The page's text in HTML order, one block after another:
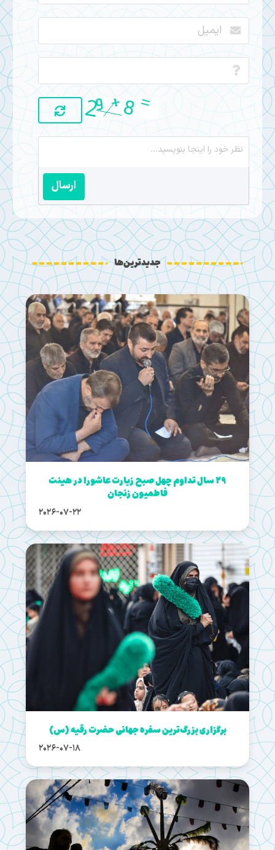
ارسال
جدیدترین‌ها
29 سال تداوم چهل صبح زیارت عاشورا در هیئت
فاطمیون زنجان
2026-07-22
برگزاری بزرگ‌ترین سفره جهانی حضرت رقیه (س)
2026-07-18